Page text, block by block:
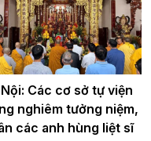
Các cơ sở tự viện
nghiêm tưởng niệm,
các anh hùng liệt sĩ